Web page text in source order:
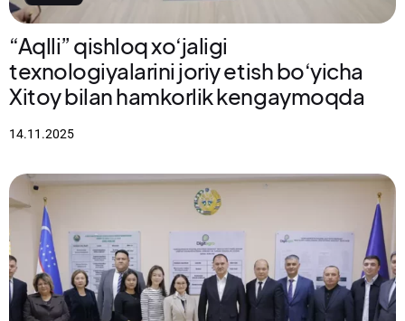
“Aqlli” qishloq xo‘jaligi
texnologiyalarini joriy etish bo‘yicha
Xitoy bilan hamkorlik kengaymoqda
14.11.2025